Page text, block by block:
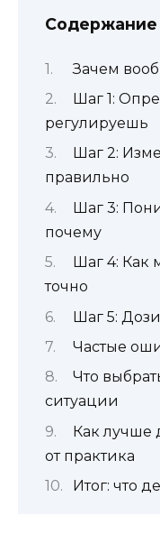
Содержание
Зачем
Шаг 1:
регулируешь
Шаг 2:
правильно
Шаг 3:
почему
Шаг 4: Как
точно
Шаг 5:
Частые
Что
ситуации
Как лучше
от практика
Итог: что